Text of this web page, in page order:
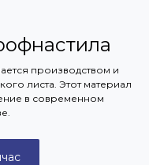
производством и
листа. Этот материал
в современном